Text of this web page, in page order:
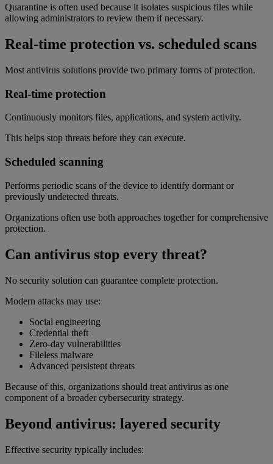
Quarantine is often used because it isolates suspicious files while
allowing administrators to review them if necessary.
Real-time protection vs. scheduled scans
Most antivirus solutions provide two primary forms of protection.
Real-time protection
Continuously monitors files, applications, and system activity.
This helps stop threats before they can execute.
Scheduled scanning
Performs periodic scans of the device to identify dormant or
previously undetected threats.
Organizations often use both approaches together for comprehensive
protection.
Can antivirus stop every threat?
No security solution can guarantee complete protection.
Modern attacks may use:
Social engineering
Credential theft
Zero-day vulnerabilities
Fileless malware
Advanced persistent threats
Because of this, organizations should treat antivirus as one
component of a broader cybersecurity strategy.
Beyond antivirus: layered security
Effective security typically includes: